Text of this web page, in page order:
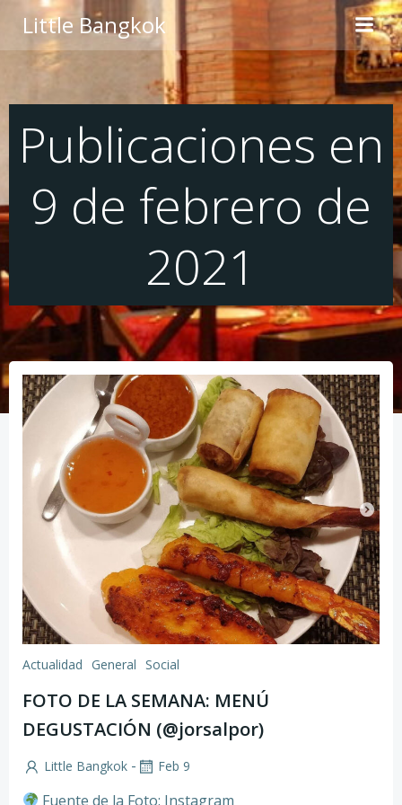
Saltar
al
contenido
Little Bangkok
Publicaciones en
9 de febrero de
2021
Actualidad General Social
FOTO DE LA SEMANA: MENÚ
DEGUSTACIÓN (@jorsalpor)
Little Bangkok - Feb 9
Fuente de la Foto: Instagram